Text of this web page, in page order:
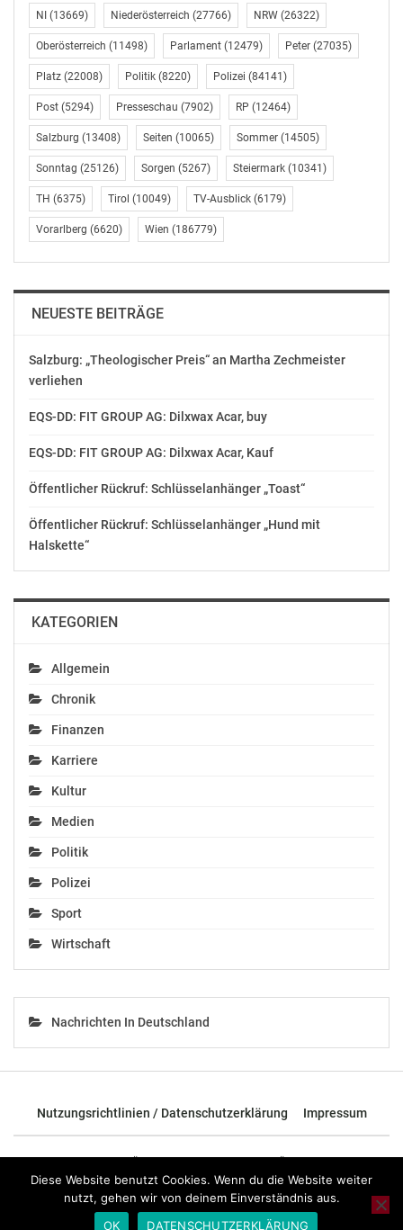
© Copyright APA-OTS Originaltext-Service GmbH und
der jeweilige Aussender
Gefällt mir:
Ähnliche Beiträge
Schauplatz
Fabrikplanung in
26.04.2018
April 10, 2018
In "Wirtschaft"
Ganzheitliche und
Fabrikplanung“
Februar 5, 2019
der Pilotfabrik Industrie
4.0 bei „Schauplatz
November 18, 2019
NI (13669) Niederösterreich (27766) NRW (26322)
Oberösterreich (11498) Parlament (12479) Peter (27035)
Platz (22008) Politik (8220) Polizei (84141)
Post (5294) Presseschau (7902) RP (12464)
Salzburg (13408) Seiten (10065) Sommer (14505)
Sonntag (25126) Sorgen (5267) Steiermark (10341)
TH (6375) Tirol (10049) TV-Ausblick (6179)
Vorarlberg (6620) Wien (186779)
NEUESTE BEITRÄGE
Salzburg: „Theologischer Preis“ an Martha Zechmeister
verliehen
EQS-DD: FIT GROUP AG: Dilxwax Acar, buy
EQS-DD: FIT GROUP AG: Dilxwax Acar, Kauf
Öffentlicher Rückruf: Schlüsselanhänger „Toast“
Öffentlicher Rückruf: Schlüsselanhänger „Hund mit
Halskette“
KATEGORIEN
Allgemein
Chronik
Finanzen
Karriere
Kultur
Medien
Politik
Polizei
Sport
Wirtschaft
Nachrichten In Deutschland
Nutzungsrichtlinien / Datenschutzerklärung Impressum
© 2026 - TOP News Österreich - Nachrichten aus Österreich und der
ganzen Welt.
Diese Website benutzt Cookies. Wenn du die Website weiter
nutzt, gehen wir von deinem Einverständnis aus.
OK
DATENSCHUTZERKLÄRUNG